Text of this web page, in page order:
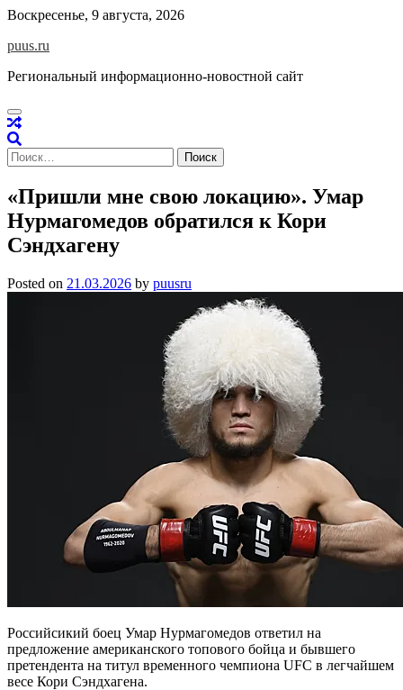
Skip
content
Воскресенье, 9 августа, 2026
puus.ru
Региональный информационно-новостной сайт
Найти:
«Пришли мне свою локацию». Умар
Нурмагомедов обратился к Кори
Сэндхагену
Posted on 21.03.2026 by puusru
Российсикий боец Умар Нурмагомедов ответил на
предложение американского топового бойца и бывшего
претендента на титул временного чемпиона UFC в легчайшем
весе Кори Сэндхагена.